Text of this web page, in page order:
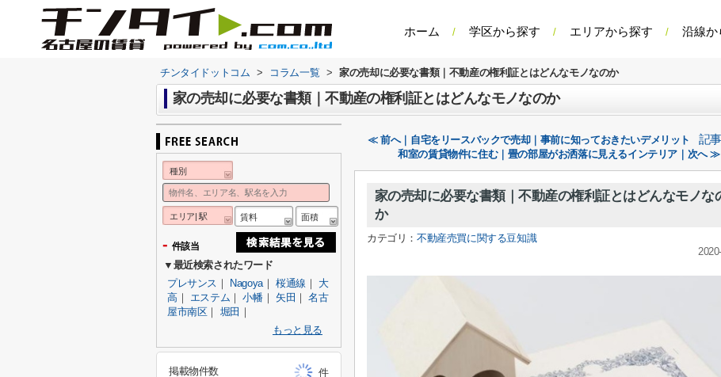
ホーム 学区から探す エリアから探す 沿線か
チンタイドットコム > コラム一覧 > 家の売却に必要な書類｜不動産の権利証とはどんなモノなのか
家の売却に必要な書類｜不動産の権利証とはどんなモノなのか
≪ 前へ｜自宅をリースバックで売却｜事前に知っておきたいデメリット 記
和室の賃貸物件に住む｜畳の部屋がお洒落に見えるインテリア｜次へ ≫
家の売却に必要な書類｜不動産の権利証とはどんなモノな
か
カテゴリ：不動産売買に関する豆知識
種別
エリア| 駅 賃料 面積
- 件該当
▼最近検索されたワード
プレサンス ｜ Nagoya｜桜通線 ｜ 大
高｜ エステム ｜小幡 ｜ 矢田 ｜名古
屋市南区｜ 堀田 ｜
もっと見る
掲載物件数
件